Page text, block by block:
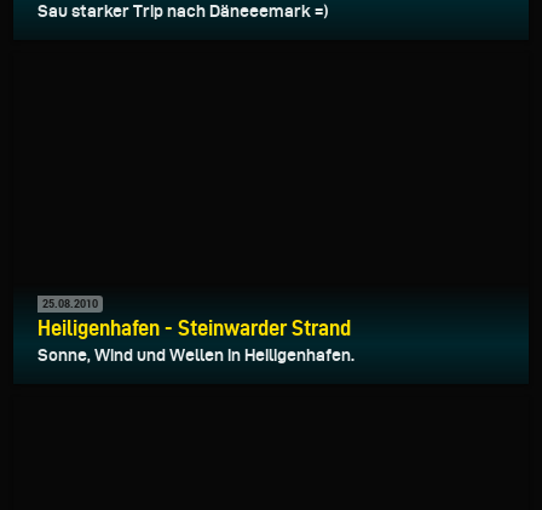
Sau starker Trip nach Däneeemark =)
25.08.2010
Heiligenhafen - Steinwarder Strand
Sonne, Wind und Wellen in Heiligenhafen.